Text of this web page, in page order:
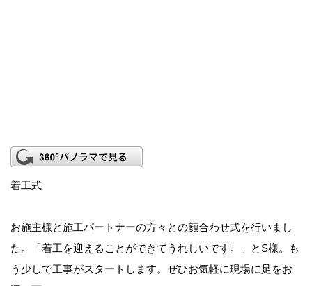
着工式
お施主様と施工パートナーの方々との顔合わせ式を行いまし
た。「着工を迎えることができてうれしいです。」とS様。も
う少しで工事がスタートします。ぜひお気軽に現場に足をお